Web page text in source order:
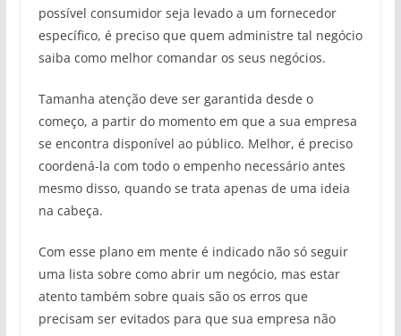
possível consumidor seja levado a um fornecedor
específico, é preciso que quem administre tal negócio
saiba como melhor comandar os seus negócios.
Tamanha atenção deve ser garantida desde o
começo, a partir do momento em que a sua empresa
se encontra disponível ao público. Melhor, é preciso
coordená-la com todo o empenho necessário antes
mesmo disso, quando se trata apenas de uma ideia
na cabeça.
Com esse plano em mente é indicado não só seguir
uma lista sobre como abrir um negócio, mas estar
atento também sobre quais são os erros que
precisam ser evitados para que sua empresa não